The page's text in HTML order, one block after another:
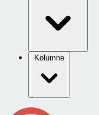
Kolumne